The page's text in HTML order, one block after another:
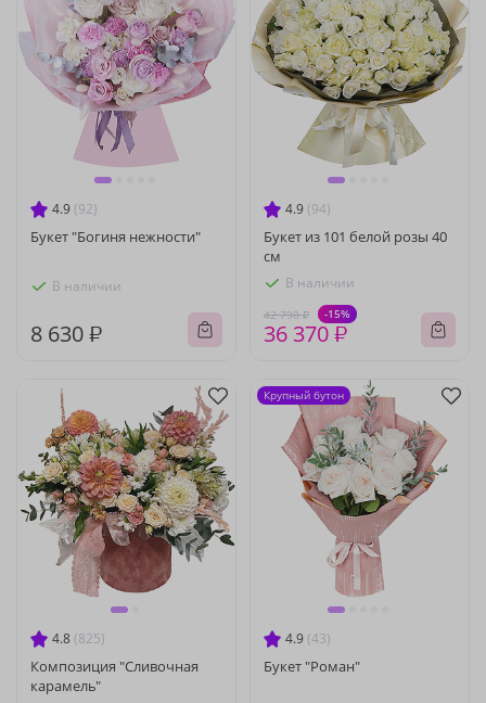
4.9 (92)
Букет "Богиня нежности"
В наличии
8 630 ₽
4.9 (94)
Букет из 101 белой розы 40
см
В наличии
42 790 ₽ -15%
36 370 ₽
4.8 (825)
Композиция "Сливочная
карамель"
4.9 (43)
Букет "Роман"
Крупный бутон